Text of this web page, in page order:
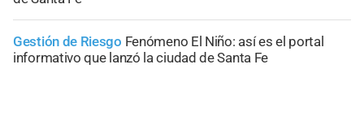
Gestión de Riesgo Fenómeno El Niño: así es el portal
informativo que lanzó la ciudad de Santa Fe